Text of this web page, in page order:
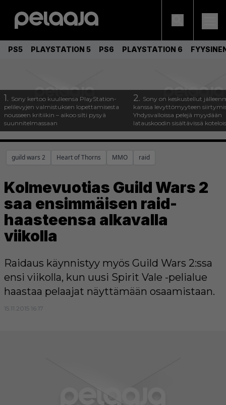
PS5 PLAYSTATION 5 PS6 PLAYSTATION 6
1. Sony kertoo kuulleensa PlayStation-
pelilevyjen valmistuksen lopettamisesta
nousseen kritiikin – aikoo silti pysyä
suunnitelmassaan
2. Sony on keskustellut
kanssa levyttömyyteen
Yhdysvalloissa pelejä myydään
latauskoodin sisältävissä
guild wars 2 Heart of Thorns MMO raid
Kolmevuotias Guild Wars 2
saa ensimmäisen raid-
haasteensa alkavalla
viikolla
Raidaus käynnistyy myös Guild Wars 2:ssa
ensi viikolla, kun uusi Spirit Vale -pelialue
haastaa pelaajat näyttämään osaamistaan.
15.11.2015 16:17